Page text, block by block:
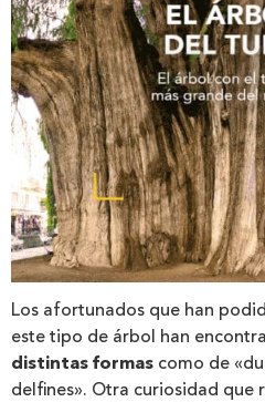
Los afortunados que han
este tipo de árbol han
distintas formas como de
delfines». Otra curiosidad que